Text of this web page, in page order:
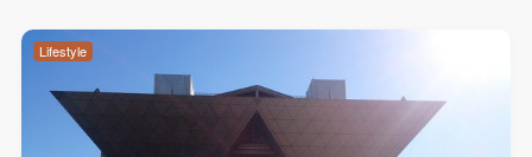
Lifestyle